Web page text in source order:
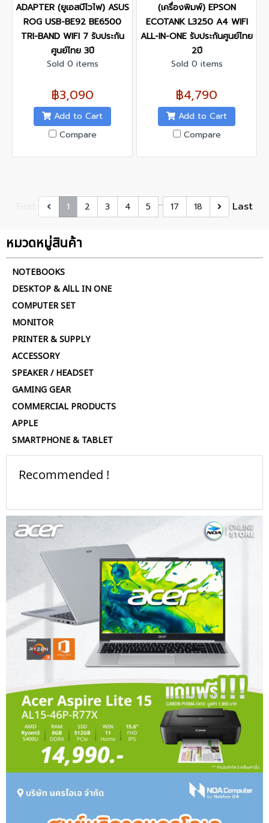
ADAPTER (ยูเอสบีไวไฟ) ASUS
ROG USB-BE92 BE6500
TRI-BAND WIFI 7 รับประกัน
ศูนย์ไทย 3ปี
Sold 0 items
฿3,090
Add to Cart
Compare
(เครื่องพิมพ์) EPSON
ECOTANK L3250 A4 WIFI
ALL-IN-ONE รับประกันศูนย์ไทย
2ปี
Sold 0 items
฿4,790
Add to Cart
Compare
1 2 3 4 5 … 17 18 Last
หมวดหมู่สินค้า
NOTEBOOKS
DESKTOP & AlLL IN ONE
COMPUTER SET
MONITOR
PRINTER & SUPPLY
ACCESSORY
SPEAKER / HEADSET
GAMING GEAR
COMMERCIAL PRODUCTS
APPLE
SMARTPHONE & TABLET
Recommended !